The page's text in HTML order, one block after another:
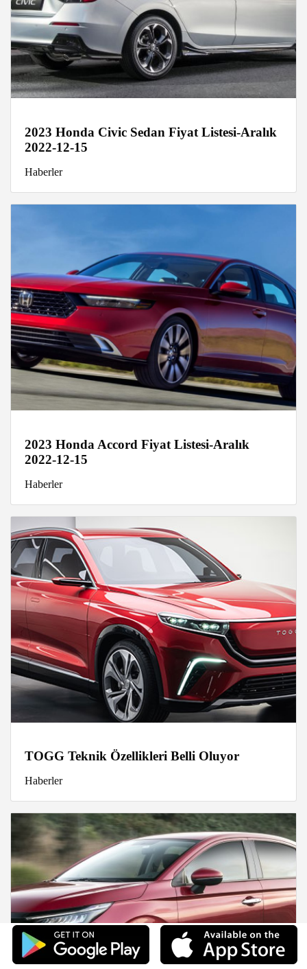
2023 Honda Civic Sedan Fiyat Listesi-Aralık
2022-12-15
Haberler
2023 Honda Accord Fiyat Listesi-Aralık
2022-12-15
Haberler
TOGG Teknik Özellikleri Belli Oluyor
Haberler